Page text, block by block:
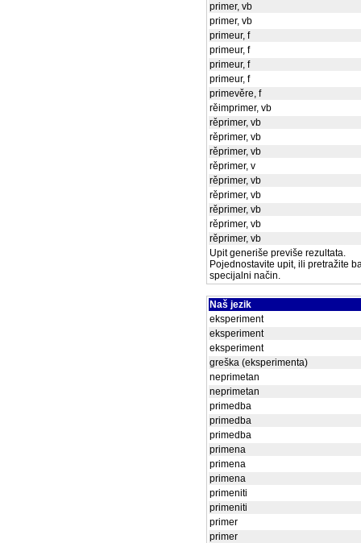
primer, vb
primer, vb
primeur, f
primeur, f
primeur, f
primeur, f
primevěre, f
rěimprimer, vb
rěprimer, vb
rěprimer, vb
rěprimer, vb
rěprimer, v
rěprimer, vb
rěprimer, vb
rěprimer, vb
rěprimer, vb
rěprimer, vb
Upit generiše previše rezultata.
Pojednostavite upit, ili pretražite
specijalni način.
Naš jezik
eksperiment
eksperiment
eksperiment
greška (eksperimenta)
neprimetan
neprimetan
primedba
primedba
primedba
primena
primena
primena
primeniti
primeniti
primer
primer